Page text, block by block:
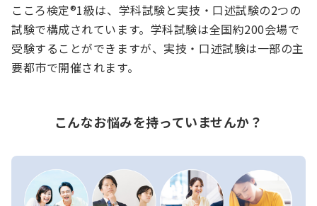
こころ検定®1級は、学科試験と実技・口述試験の2つの
試験で構成されています。学科試験は全国約200会場で
受験することができますが、実技・口述試験は一部の主
要都市で開催されます。
こんなお悩みを持っていませんか？